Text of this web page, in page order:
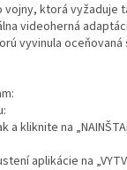
vojny, ktorá vyžaduje
videoherná
vyvinula
na
aplikácie na